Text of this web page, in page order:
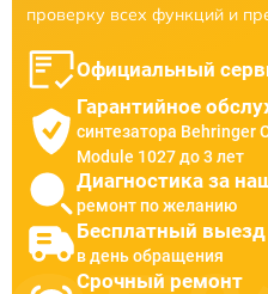
проверку всех функций и
Официальный
Гарантийное
синтезатора Behringer
Module 1027 до 3 лет
Диагностика за
ремонт по желанию
Бесплатный выезд
в день обращения
Срочный ремонт